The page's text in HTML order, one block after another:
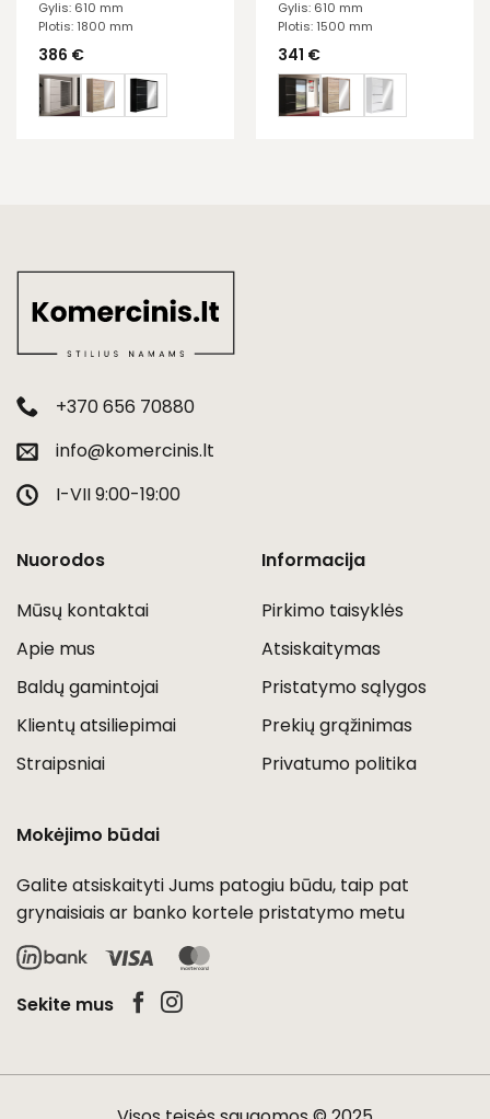
Gylis: 610 mm
Plotis: 1800 mm
386 €
Gylis: 610 mm
Plotis: 1500 mm
341 €
+370 656 70880
info@komercinis.lt
I-VII 9:00-19:00
Nuorodos
Mūsų kontaktai
Apie mus
Baldų gamintojai
Klientų atsiliepimai
Straipsniai
Informacija
Pirkimo taisyklės
Atsiskaitymas
Pristatymo sąlygos
Prekių grąžinimas
Privatumo politika
Mokėjimo būdai
Galite atsiskaityti Jums patogiu būdu, taip pat
grynaisiais ar banko kortele pristatymo metu
Visa
Sekite mus